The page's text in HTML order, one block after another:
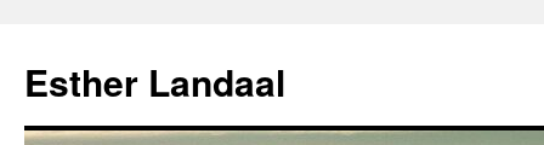
de
inhoud
Esther Landaal